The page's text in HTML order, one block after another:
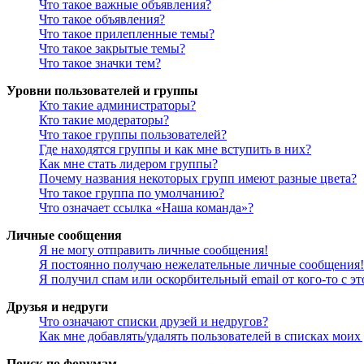
Что такое важные объявления?
Что такое объявления?
Что такое прилепленные темы?
Что такое закрытые темы?
Что такое значки тем?
Уровни пользователей и группы
Кто такие администраторы?
Кто такие модераторы?
Что такое группы пользователей?
Где находятся группы и как мне вступить в них?
Как мне стать лидером группы?
Почему названия некоторых групп имеют разные цвета?
Что такое группа по умолчанию?
Что означает ссылка «Наша команда»?
Личные сообщения
Я не могу отправить личные сообщения!
Я постоянно получаю нежелательные личные сообщения!
Я получил спам или оскорбительный email от кого-то с
Друзья и недруги
Что означают списки друзей и недругов?
Как мне добавлять/удалять пользователей в списках